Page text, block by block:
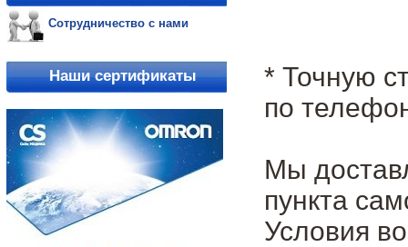
Сотрудничество с нами
Наши сертификаты
* Точную
по
Мы
пункта
Условия